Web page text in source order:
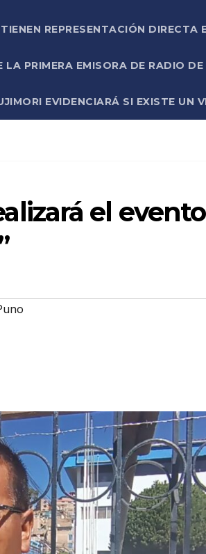
REPRESENTACIÓN DIRECTA
PRIMERA EMISORA DE RADIO
EVIDENCIARÁ SI EXISTE UN
el evento